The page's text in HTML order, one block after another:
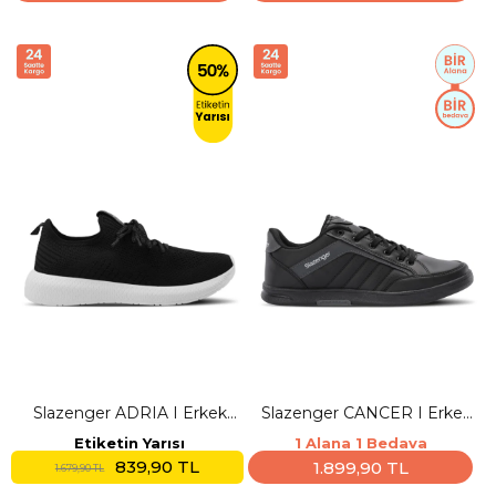
Slazenger ADRIA I Erkek
Siyah Koşu & Yürüyüş Spor
Ayakkabısı
Etiketin Yarısı
1.679,90 TL 839,90 TL
Slazenger CANCER I Erkek
Siyah / Siyah Günlük Spor
Ayakkabısı
1 Alana 1 Bedava
1.899,90 TL